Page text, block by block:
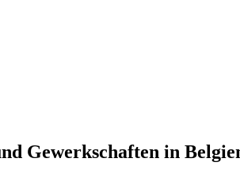
Gewerkschaften in